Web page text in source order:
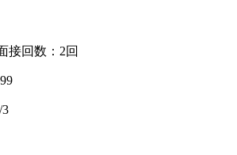
接回数：2回